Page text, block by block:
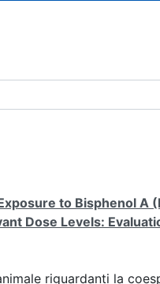
to Bisphenol A
Dose Levels:
riguardanti la